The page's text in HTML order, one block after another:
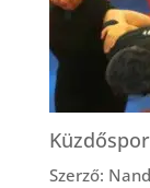
Szerző: